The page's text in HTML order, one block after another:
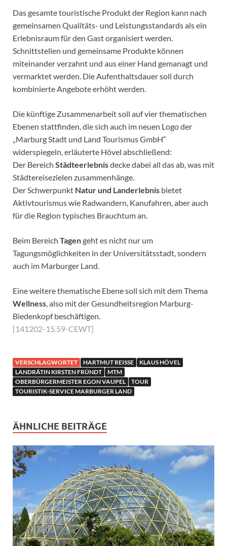
Das gesamte touristische Produkt der Region kann nach
gemeinsamen Qualitäts- und Leistungsstandards als ein
Erlebnisraum für den Gast organisiert werden.
Schnittstellen und gemeinsame Produkte können
miteinander verzahnt und aus einer Hand gemanagt und
vermarktet werden. Die Aufenthaltsdauer soll durch
kombinierte Angebote erhöht werden.
Die künftige Zusammenarbeit soll auf vier thematischen
Ebenen stattfinden, die sich auch im neuen Logo der
„Marburg Stadt und Land Tourismus GmbH“
widerspiegeln, erläuterte Hövel abschließend:
Der Bereich Städteerlebnisdecke dabei all das ab, was mit
Städtereisezielen zusammenhänge.
Der Schwerpunkt Natur und Landerlebnis bietet
Aktivtourismus wie Radwandern, Kanufahren, aber auch
für die Region typisches Brauchtum an.
Beim Bereich Tagengeht es nicht nur um
Tagungsmöglichkeiten in der Universitätsstadt, sondern
auch im Marburger Land.
Eine weitere thematische Ebene soll sich mit dem Thema
Wellness, also mit der Gesundheitsregion Marburg-
Biedenkopf beschäftigen.
[141202-15.59-CEWT]
VERSCHLAGWORTET HARTMUT REISSE
KLAUS HÖVEL
LANDRÄTIN KIRSTEN FRÜNDT
MTM
OBERBÜRGERMEISTER EGON VAUPEL
TOUR
TOURISTIK-SERVICE MARBURGER LAND
ÄHNLICHE BEITRÄGE